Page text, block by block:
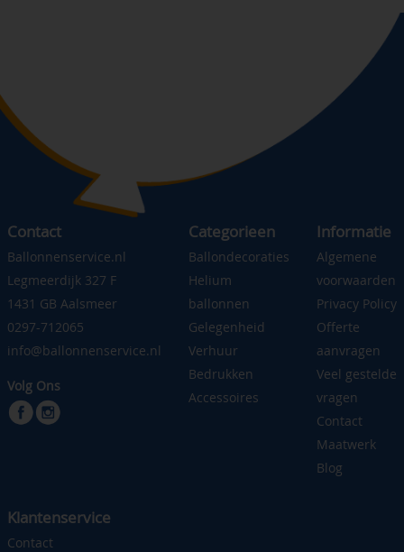
Contact
Ballonnenservice.nl
Legmeerdijk 327 F
1431 GB Aalsmeer
0297-712065
info@ballonnenservice.nl
Volg Ons
Categorieen
Ballondecoraties
Helium
ballonnen
Gelegenheid
Verhuur
Bedrukken
Accessoires
Informatie
Algemene
voorwaarden
Privacy Policy
Offerte
aanvragen
Veel gestelde
vragen
Contact
Maatwerk
Blog
Klantenservice
Contact